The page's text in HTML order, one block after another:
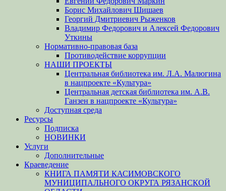
Борис Михайлович Шишаев
Георгий Дмитриевич Рыженков
Владимир Федорович и Алексей Федорович
Уткины
Нормативно-правовая база
Противодействие коррупции
НАШИ ПРОЕКТЫ
Центральная библиотека им. Л.А. Малюгина
в нацпроекте «Культура»
Центральная детская библиотека им. А.В.
Ганзен в нацпроекте «Культура»
Доступная среда
Ресурсы
Подписка
НОВИНКИ
Услуги
Дополнительные
Краеведение
КНИГА ПАМЯТИ КАСИМОВСКОГО
МУНИЦИПАЛЬНОГО ОКРУГА РЯЗАНСКОЙ